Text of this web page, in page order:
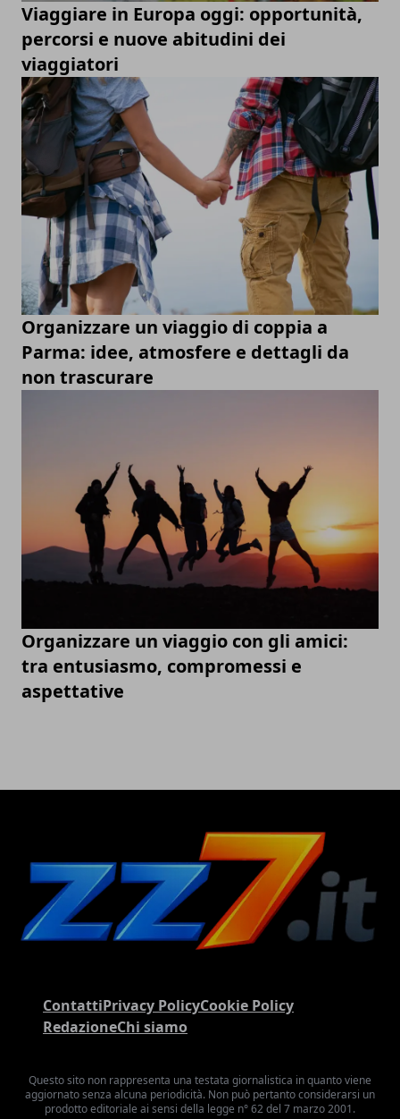
Viaggiare in Europa oggi: opportunità,
percorsi e nuove abitudini dei
viaggiatori
Organizzare un viaggio di coppia a
Parma: idee, atmosfere e dettagli da
non trascurare
Organizzare un viaggio con gli amici:
tra entusiasmo, compromessi e
aspettative
ContattiPrivacy PolicyCookie Policy
RedazioneChi siamo
Questo sito non rappresenta una testata giornalistica in quanto viene
aggiornato senza alcuna periodicità. Non può pertanto considerarsi un
prodotto editoriale ai sensi della legge n° 62 del 7 marzo 2001.